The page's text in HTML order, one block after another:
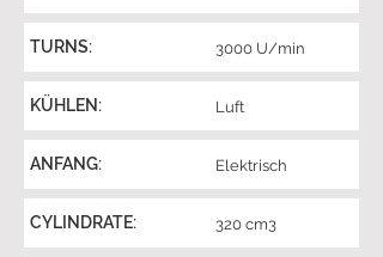
TURNS: 3000 U/min
KÜHLEN: Luft
ANFANG: Elektrisch
CYLINDRATE: 320 cm3